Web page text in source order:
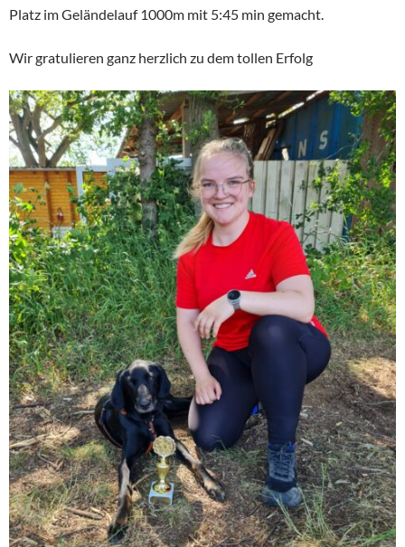
Platz im Geländelauf 1000m mit 5:45 min gemacht.
Wir gratulieren ganz herzlich zu dem tollen Erfolg